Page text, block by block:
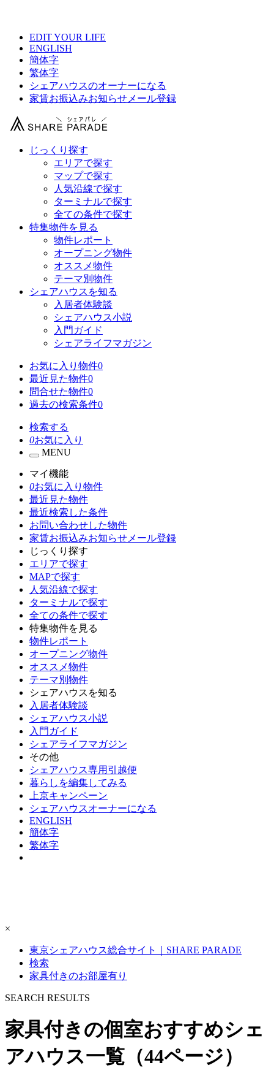
EDIT YOUR LIFE
ENGLISH
簡体字
繁体字
シェアハウスのオーナーになる
家賃お振込みお知らせメール登録
じっくり探す
エリアで探す
マップで探す
人気沿線で探す
ターミナルで探す
全ての条件で探す
特集物件を見る
物件レポート
オープニング物件
オススメ物件
テーマ別物件
シェアハウスを知る
入居者体験談
シェアハウス小説
入門ガイド
シェアライフマガジン
お気に入り物件0
最近見た物件0
問合せた物件0
過去の検索条件0
検索する
0お気に入り
MENU
マイ機能
0お気に入り物件
最近見た物件
最近検索した条件
お問い合わせした物件
家賃お振込みお知らせメール登録
じっくり探す
エリアで探す
MAPで探す
人気沿線で探す
ターミナルで探す
全ての条件で探す
特集物件を見る
物件レポート
オープニング物件
オススメ物件
テーマ別物件
シェアハウスを知る
入居者体験談
シェアハウス小説
入門ガイド
シェアライフマガジン
その他
シェアハウス専用引越便
暮らしを編集してみる
上京キャンペーン
シェアハウスオーナーになる
ENGLISH
簡体字
繁体字
×
東京シェアハウス総合サイト｜SHARE PARADE
検索
家具付きのお部屋有り
SEARCH RESULTS
家具付きの個室おすすめシェ
アハウス一覧（44ページ）